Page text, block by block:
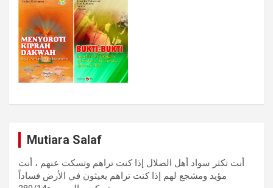
Mutiara Salaf
أنت تكثر سواد أهل الضلال إذا كنت تراهم وتسكت عنهم ، أنت
مؤيد ومشجع لهم إذا كنت تراهم يعيثون في الأرض فساداً